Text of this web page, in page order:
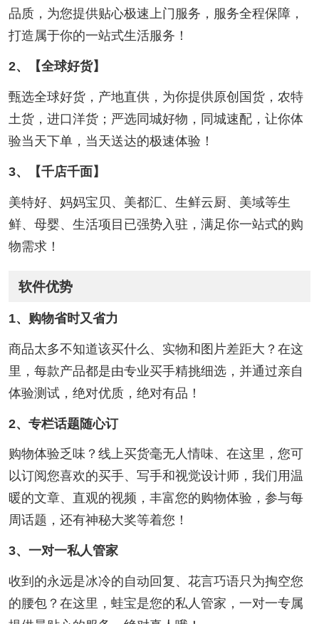
品质，为您提供贴心极速上门服务，服务全程保障，
打造属于你的一站式生活服务！
2、【全球好货】
甄选全球好货，产地直供，为你提供原创国货，农特
土货，进口洋货；严选同城好物，同城速配，让你体
验当天下单，当天送达的极速体验！
3、【千店千面】
美特好、妈妈宝贝、美都汇、生鲜云厨、美域等生
鲜、母婴、生活项目已强势入驻，满足你一站式的购
物需求！
软件优势
1、购物省时又省力
商品太多不知道该买什么、实物和图片差距大？在这
里，每款产品都是由专业买手精挑细选，并通过亲自
体验测试，绝对优质，绝对有品！
2、专栏话题随心订
购物体验乏味？线上买货毫无人情味、在这里，您可
以订阅您喜欢的买手、写手和视觉设计师，我们用温
暖的文章、直观的视频，丰富您的购物体验，参与每
周话题，还有神秘大奖等着您！
3、一对一私人管家
收到的永远是冰冷的自动回复、花言巧语只为掏空您
的腰包？在这里，蛙宝是您的私人管家，一对一专属